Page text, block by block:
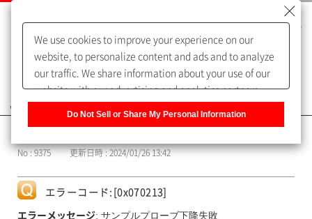
よくあるご質問（FAQ）
No : 9375 更新日時 : 2024/01/26 13:42
エラーコード:[0x070213]
エラーメッセージ: サンプルプローブ下降失敗
We use cookies to improve your experience on our
website, to personalize content and ads and to analyze
our traffic. We share information about your use of our
website with our advertising and analytics partners,
of our sharing information about you with our partners.
Information] to customize your cookie settings on our
Do Not Sell or Share My Personal Information